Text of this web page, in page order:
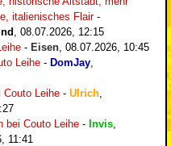
italienisches Flair-
08.07.2026, 12:15
- Eisen 08.07.2026, 10:45
Leihe - DomJay
Couto Leihe - Ulrich
bei Couto Leihe - Invis
11:41